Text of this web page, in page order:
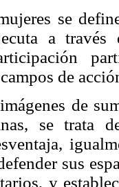
se
a través
de
de
se trata
sus
y